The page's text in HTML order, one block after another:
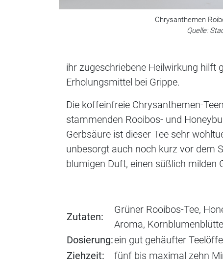
Chrysanthemen
Quelle:
ihr zugeschriebene Heilwirkung hilft
Erholungsmittel bei Grippe.
Die koffeinfreie Chrysanthemen-
stammenden Rooibos- und
Gerbsäure ist dieser Tee sehr
unbesorgt auch noch kurz vor dem
blumigen Duft, einen süßlich milden
Zutaten:
Grüner Rooibos-Tee,
Aroma,
Dosierung:ein gut gehäufter
Ziehzeit:
fünf bis maximal zehn